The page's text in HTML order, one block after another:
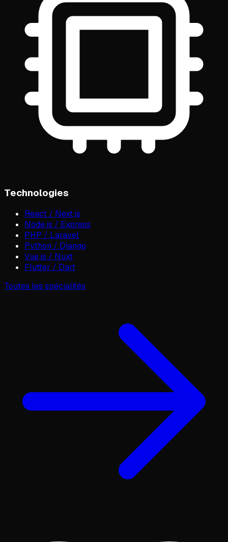
Technologies
React / Next.js
Node.js / Express
PHP / Laravel
Python / Django
Vue.js / Nuxt
Flutter / Dart
Toutes les spécialités